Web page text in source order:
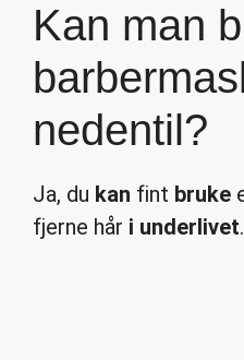
Kan man
nedentil?
Ja, du kan fint bruke
fjerne hår i underlivet.